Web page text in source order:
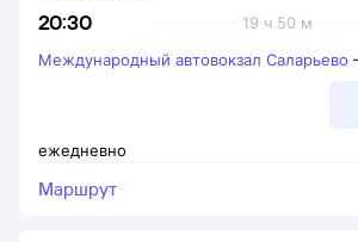
20:30 19 ч 50 м
ежедневно
Международный автовокзал Саларьево
Маршрут